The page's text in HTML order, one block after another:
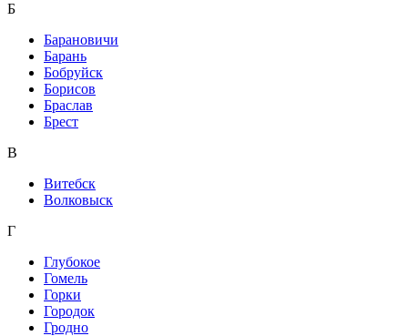
Б
Барановичи
Барань
Бобруйск
Борисов
Браслав
Брест
В
Витебск
Волковыск
Г
Глубокое
Гомель
Горки
Городок
Гродно